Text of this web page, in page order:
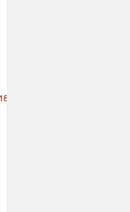
manifest.json